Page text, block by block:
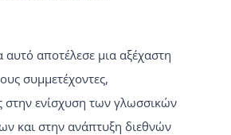
αποτέλεσε μια αξέχαστη
συμμετέχοντες,
στην ενίσχυση των γλωσσικών
και στην ανάπτυξη διεθνών